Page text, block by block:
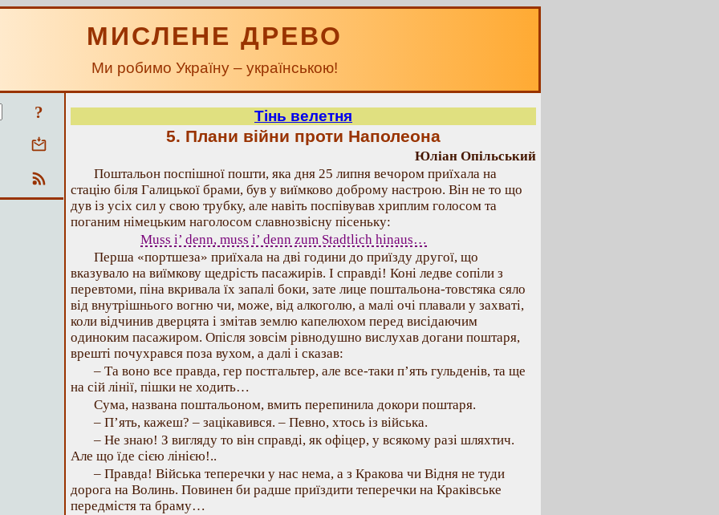
МИСЛЕНЕ ДРЕВО
Ми робимо Україну – українською!
? Тінь велетня
5. Плани війни проти Наполеона
Юліан Опільський
Поштальон поспішної пошти, яка дня 25 липня вечором приїхала на
стацію біля Галицької брами, був у виїмково доброму настрою. Він не то що
дув із усіх сил у свою трубку, але навіть поспівував хриплим голосом та
поганим німецьким наголосом славнозвісну пісеньку:
Muss i’ denn, muss i’ denn zum Stadtlich hinaus…
Перша «портшеза» приїхала на дві години до приїзду другої, що
вказувало на виїмкову щедрість пасажирів. І справді! Коні ледве сопіли з
перевтоми, піна вкривала їх запалі боки, зате лице поштальона-товстяка сяло
від внутрішнього вогню чи, може, від алкоголю, а малі очі плавали у захваті,
коли відчинив дверцята і змітав землю капелюхом перед висідаючим
одиноким пасажиром. Опісля зовсім рівнодушно вислухав догани поштаря,
врешті почухрався поза вухом, а далі і сказав:
– Та воно все правда, гер постгальтер, але все-таки п’ять гульденів, та ще
на сій лінії, пішки не ходить…
Сума, названа поштальоном, вмить перепинила докори поштаря.
– П’ять, кажеш? – зацікавився. – Певно, хтось із війська.
– Не знаю! З вигляду то він справді, як офіцер, у всякому разі шляхтич.
Але що їде сією лінією!..
– Правда! Війська теперечки у нас нема, а з Кракова чи Відня не туди
дорога на Волинь. Повинен би радше приїздити теперечки на Краківське
передмістя та браму…